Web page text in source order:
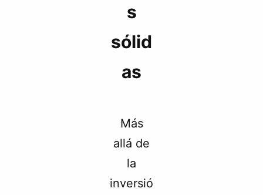
s
sólid
as
Más
allá de
la
inversió